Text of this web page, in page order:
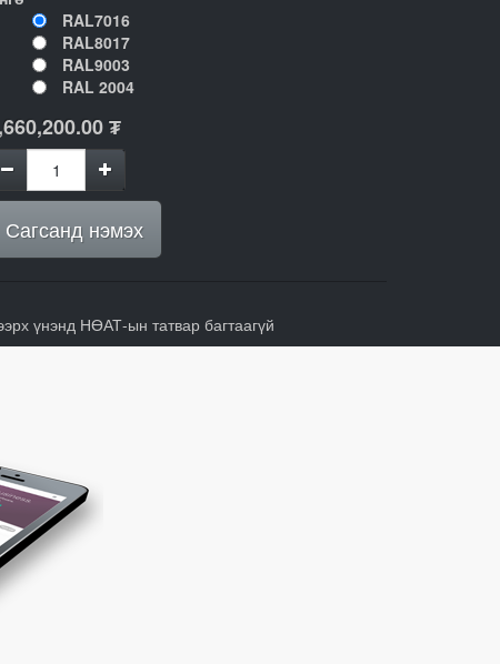
RAL7016
RAL8017
RAL9003
RAL 2004
₮
Сагсанд нэмэх
үнэнд НӨАТ-ын татвар багтаагүй